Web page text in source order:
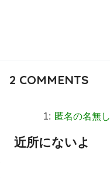
2 COMMENTS
匿名の名無し
近所にないよ